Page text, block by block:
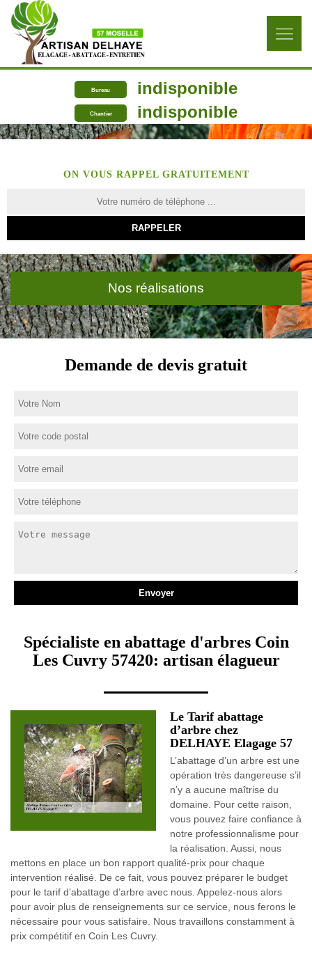
Bureau indisponible
Chantier indisponible
ON VOUS RAPPEL GRATUITEMENT
Nos réalisations
Demande de devis gratuit
Spécialiste en abattage d'arbres Coin
Les Cuvry 57420: artisan élagueur
Le Tarif abattage
d’arbre chez
DELHAYE Elagage 57
L’abattage d’un arbre est une
opération très dangereuse s’il
n’y a aucune maîtrise du
domaine. Pour cette raison,
vous pouvez faire confiance à
notre professionnalisme pour
la réalisation. Aussi, nous
mettons en place un bon rapport qualité-prix pour chaque
intervention réalisé. De ce fait, vous pouvez préparer le budget
pour le tarif d’abattage d’arbre avec nous. Appelez-nous alors
pour avoir plus de renseignements sur ce service, nous ferons le
nécessaire pour vous satisfaire. Nous travaillons constamment à
prix compétitif en Coin Les Cuvry.